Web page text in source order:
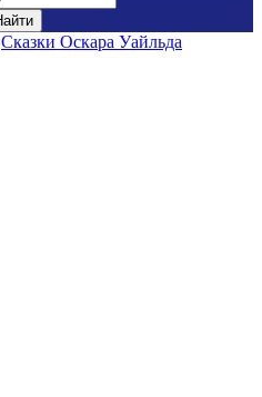
Сказки Оскара Уайльда